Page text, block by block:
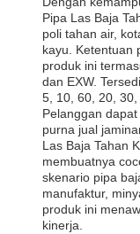
Pipa Las Baja
poli tahan air,
kayu. Ketentuan
produk ini
dan EXW.
5, 10, 60, 20,
Pelanggan
purna jual
Las Baja Tahan
membuatnya
skenario pipa
manufaktur,
produk ini
kinerja.